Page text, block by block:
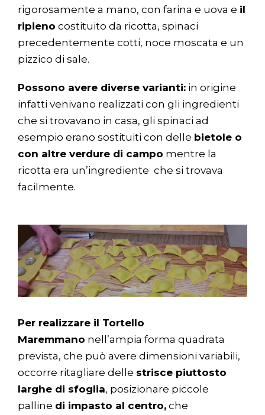
rigorosamente a mano, con farina e uova e il
ripieno costituito da ricotta, spinaci
precedentemente cotti, noce moscata e un
pizzico di sale.
Possono avere diverse varianti: in origine
infatti venivano realizzati con gli ingredienti
che si trovavano in casa, gli spinaci ad
esempio erano sostituiti con delle bietole o
con altre verdure di campo mentre la
ricotta era un’ingrediente che si trovava
facilmente.
Per realizzare il Tortello
Maremmano nell’ampia forma quadrata
prevista, che può avere dimensioni variabili,
occorre ritagliare delle strisce piuttosto
larghe di sfoglia, posizionare piccole
palline di impasto al centro, che